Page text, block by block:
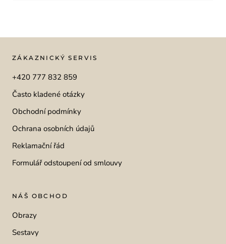
ZÁKAZNICKÝ SERVIS
+420 777 832 859
Často kladené otázky
Obchodní podmínky
Ochrana osobních údajů
Reklamační řád
Formulář odstoupení od smlouvy
NÁŠ OBCHOD
Obrazy
Sestavy